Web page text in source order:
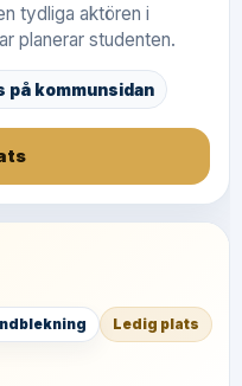
tydliga aktören i
planerar studenten.
på kommunsidan
Ledig plats